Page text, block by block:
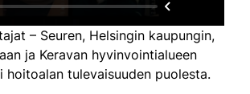
– Seuren, Helsingin kaupungin,
ja Keravan hyvinvointialueen
hoitoalan tulevaisuuden puolesta.